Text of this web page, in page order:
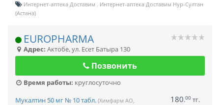
Интернет-аптека Доставим
Интернет-аптека Доставим Нур-Султан
(Астана)
EUROPHARMA
Адрес: Актобе,ул. Есет Батыра 130
Позвонить
Время работы: круглосуточно
Мукалтин 50 мг № 10 табл. (Химфарм АО,
180.00 тг.